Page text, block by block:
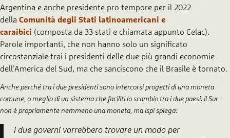
Argentina e anche presidente pro tempore per il 2022
della Comunità degli Stati latinoamericani e
caraibici (composta da 33 stati e chiamata appunto Celac).
Parole importanti, che non hanno solo un significato
circostanziale trai i presidenti delle due più grandi economie
dell’America del Sud, ma che sanciscono che il Brasile è tornato.
Anche perché tra i due presidenti sono intercorsi progetti di una moneta
comune, o meglio di un sistema che faciliti lo scambio tra i due paesi: il Sur
non è propriamente nemmeno una moneta, ma Ispi spiega:
i due governi vorrebbero trovare un modo per